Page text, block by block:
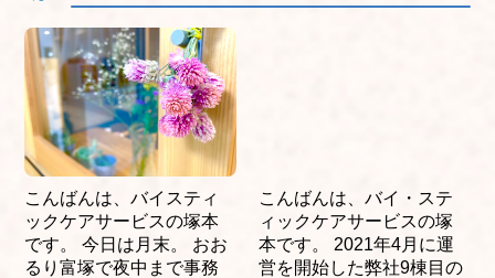
こんばんは、バイスティ
ックケアサービスの塚本
です。 今日は月末。 おお
るり富塚で夜中まで事務
こんばんは、バイ・ステ
ィックケアサービスの塚
本です。 2021年4月に運
営を開始した弊社9棟目の